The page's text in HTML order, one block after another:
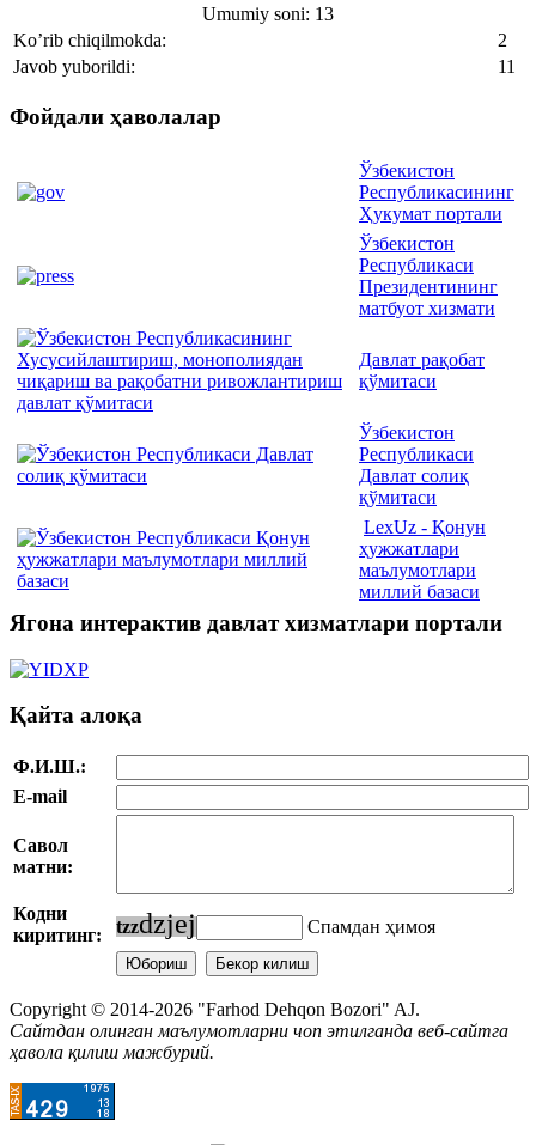
Umumiy soni: 13
Ko’rib chiqilmokda:
2
Javob yuborildi:
11
Фойдали ҳаволалар
Ўзбекистон
Республикасининг
Ҳукумат портали
Ўзбекистон
Республикаси
Президентининг
матбуот хизмати
Давлат рақобат
қўмитаси
Ўзбекистон
Республикаси
Давлат солиқ
қўмитаси
LexUz - Қонун
ҳужжатлари
маълумотлари
миллий базаси
Ягона интерактив давлат хизматлари портали
Қайта алоқа
Ф.И.Ш.:
E-mail
Савол
матни:
Кодни
киритинг:
tzzdzjej Спамдан ҳимоя
Copyright © 2014-2026 "Farhod Dehqon Bozori" AJ.
Сайтдан олинган маълумотларни чоп этилганда веб-сайтга
ҳавола қилиш мажбурий.